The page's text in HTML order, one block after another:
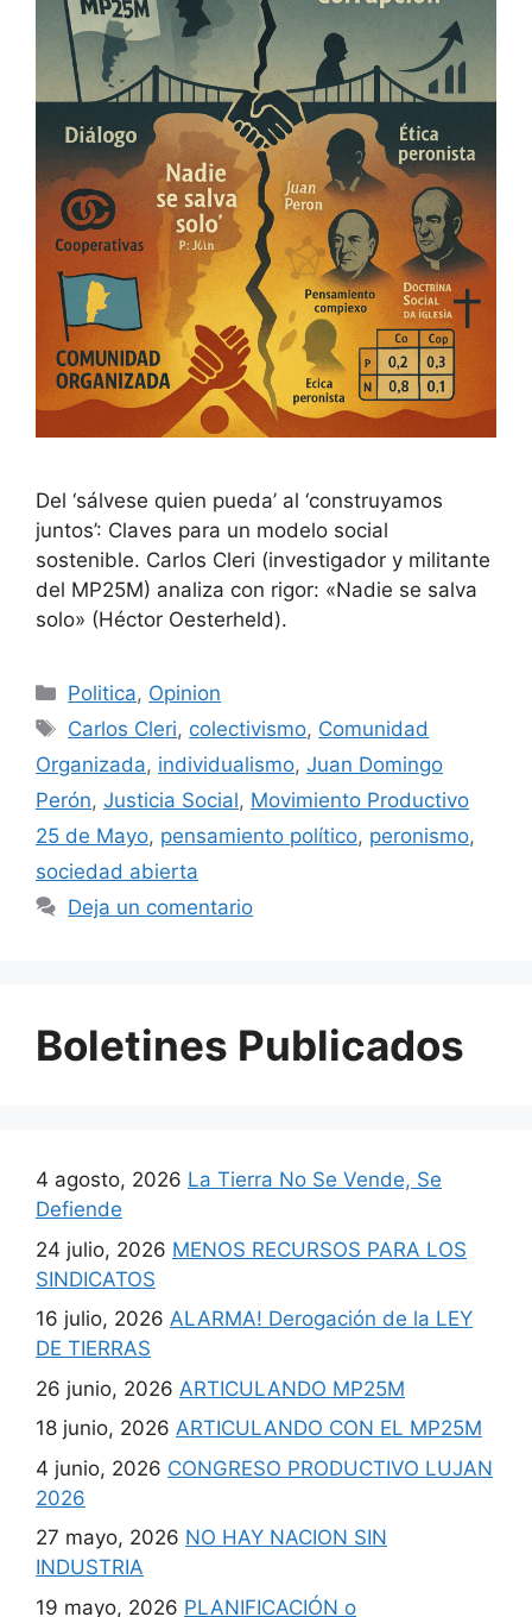
Del ‘sálvese quien pueda’ al ‘construyamos
juntos’: Claves para un modelo social
sostenible. Carlos Cleri (investigador y militante
del MP25M) analiza con rigor: «Nadie se salva
solo» (Héctor Oesterheld).
Politica, Opinion
Carlos Cleri, colectivismo, Comunidad
Organizada, individualismo, Juan Domingo
Perón, Justicia Social, Movimiento Productivo
25 de Mayo, pensamiento político, peronismo,
sociedad abierta
Deja un comentario
Boletines Publicados
4 agosto, 2026 La Tierra No Se Vende, Se
Defiende
24 julio, 2026 MENOS RECURSOS PARA LOS
SINDICATOS
16 julio, 2026 ALARMA! Derogación de la LEY
DE TIERRAS
26 junio, 2026 ARTICULANDO MP25M
18 junio, 2026 ARTICULANDO CON EL MP25M
4 junio, 2026 CONGRESO PRODUCTIVO LUJAN
2026
27 mayo, 2026 NO HAY NACION SIN
INDUSTRIA
19 mayo, 2026 PLANIFICACIÓN o